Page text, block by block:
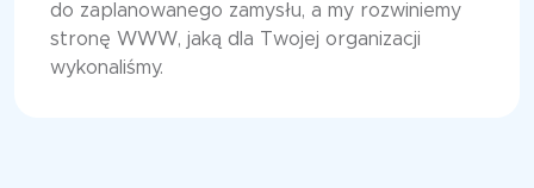
do zaplanowanego zamysłu, a my rozwiniemy
stronę WWW, jaką dla Twojej organizacji
wykonaliśmy.